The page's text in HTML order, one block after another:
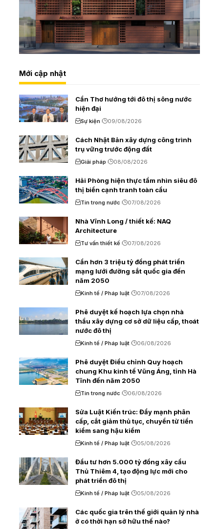
Mới cập nhật
Cần Thơ hướng tới đô thị sông nước
hiện đại
Sự kiện 09/08/2026
Cách Nhật Bản xây dựng công trình
trụ vững trước động đất
Giải pháp 08/08/2026
Hải Phòng hiện thực tầm nhìn siêu đô
thị biển cạnh tranh toàn cầu
Tin trong nước 07/08/2026
Nhà Vĩnh Long / thiết kế: NAQ
Architecture
Tư vấn thiết kế 07/08/2026
Cần hơn 3 triệu tỷ đồng phát triển
mạng lưới đường sắt quốc gia đến
năm 2050
Kinh tế / Pháp luật 07/08/2026
Phê duyệt kế hoạch lựa chọn nhà
thầu xây dựng cơ sở dữ liệu cấp, thoát
nước đô thị
Kinh tế / Pháp luật 06/08/2026
Phê duyệt Điều chỉnh Quy hoạch
chung Khu kinh tế Vũng Áng, tỉnh Hà
Tĩnh đến năm 2050
Tin trong nước 06/08/2026
Sửa Luật Kiến trúc: Đẩy mạnh phân
cấp, cắt giảm thủ tục, chuyển từ tiền
kiểm sang hậu kiểm
Kinh tế / Pháp luật 05/08/2026
Đầu tư hơn 5.000 tỷ đồng xây cầu
Thủ Thiêm 4, tạo động lực mới cho
phát triển đô thị
Kinh tế / Pháp luật 05/08/2026
Các quốc gia trên thế giới quản lý nhà
ở có thời hạn sở hữu thế nào?